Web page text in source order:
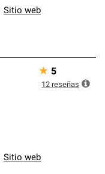
Sitio web
Sitio web
★ 5
12 reseñas